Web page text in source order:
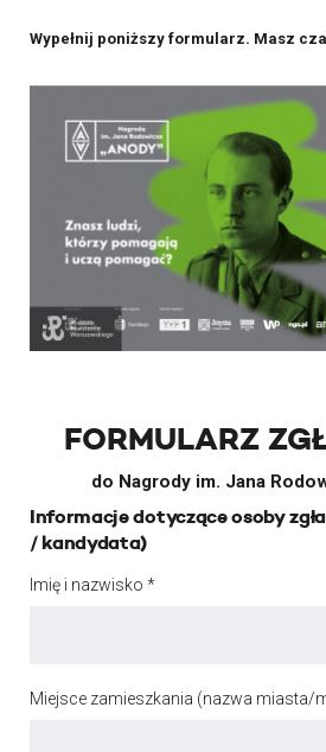
Wypełnij poniższy formularz. Masz
FORMULARZ
do Nagrody im. Jana
Informacje dotyczące osoby
/ kandydata)
Imię i nazwisko *
Miejsce zamieszkania (nazwa miasta/